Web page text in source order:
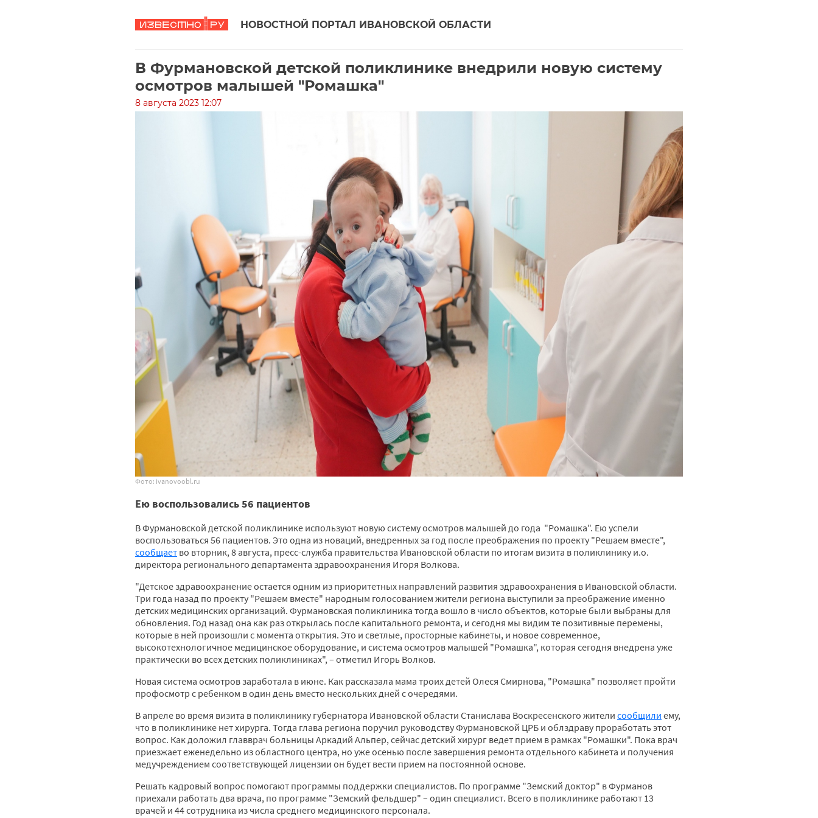
НОВОСТНОЙ ПОРТАЛ ИВАНОВСКОЙ ОБЛАСТИ
В Фурмановской детской поликлинике внедрили новую систему
осмотров малышей "Ромашка"
8 августа 2023 12:07
Фото: ivanovoobl.ru
Ею воспользовались 56 пациентов
В Фурмановской детской поликлинике используют новую систему осмотров малышей до года "Ромашка". Ею успели
воспользоваться 56 пациентов. Это одна из новаций, внедренных за год после преображения по проекту "Решаем вместе",
сообщает во вторник, 8 августа, пресс-служба правительства Ивановской области по итогам визита в поликлинику и.о.
директора регионального департамента здравоохранения Игоря Волкова.
"Детское здравоохранение остается одним из приоритетных направлений развития здравоохранения в Ивановской области.
Три года назад по проекту "Решаем вместе" народным голосованием жители региона выступили за преображение именно
детских медицинских организаций. Фурмановская поликлиника тогда вошло в число объектов, которые были выбраны для
обновления. Год назад она как раз открылась после капитального ремонта, и сегодня мы видим те позитивные перемены,
которые в ней произошли с момента открытия. Это и светлые, просторные кабинеты, и новое современное,
высокотехнологичное медицинское оборудование, и система осмотров малышей "Ромашка", которая сегодня внедрена уже
практически во всех детских поликлиниках", – отметил Игорь Волков.
Новая система осмотров заработала в июне. Как рассказала мама троих детей Олеся Смирнова, "Ромашка" позволяет пройти
профосмотр с ребенком в один день вместо нескольких дней с очередями.
В апреле во время визита в поликлинику губернатора Ивановской области Станислава Воскресенского жители сообщили ему,
что в поликлинике нет хирурга. Тогда глава региона поручил руководству Фурмановской ЦРБ и облздраву проработать этот
вопрос. Как доложил главврач больницы Аркадий Альпер, сейчас детский хирург ведет прием в рамках "Ромашки". Пока врач
приезжает еженедельно из областного центра, но уже осенью после завершения ремонта отдельного кабинета и получения
медучреждением соответствующей лицензии он будет вести прием на постоянной основе.
Решать кадровый вопрос помогают программы поддержки специалистов. По программе "Земский доктор" в Фурманов
приехали работать два врача, по программе "Земский фельдшер" – один специалист. Всего в поликлинике работают 13
врачей и 44 сотрудника из числа среднего медицинского персонала.